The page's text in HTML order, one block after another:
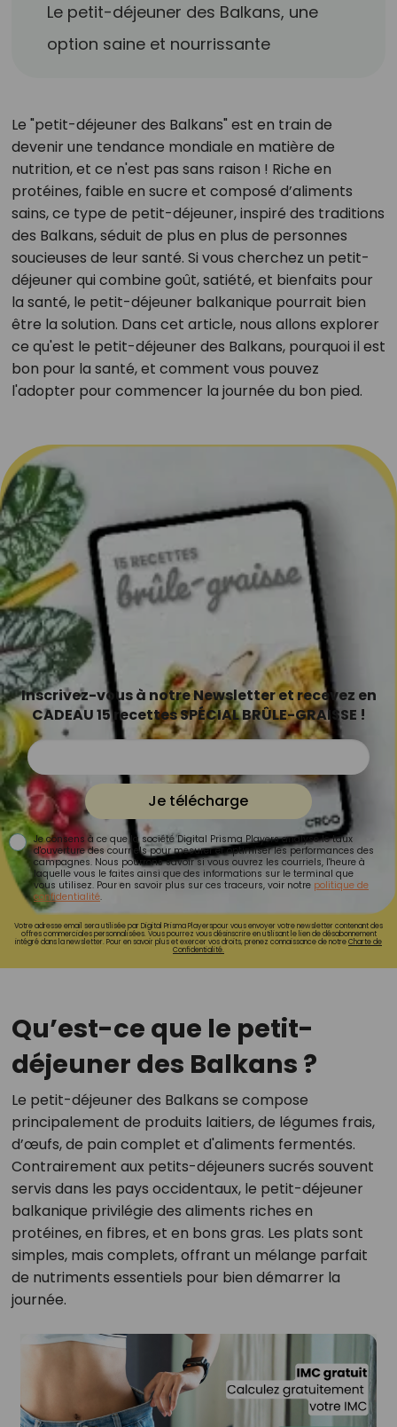
Le petit-déjeuner des Balkans, une
option saine et nourrissante
Le "petit-déjeuner des Balkans" est en train de
devenir une tendance mondiale en matière de
nutrition, et ce n'est pas sans raison ! Riche en
protéines, faible en sucre et composé d’aliments
sains, ce type de petit-déjeuner, inspiré des traditions
des Balkans, séduit de plus en plus de personnes
soucieuses de leur santé. Si vous cherchez un petit-
déjeuner qui combine goût, satiété, et bienfaits pour
la santé, le petit-déjeuner balkanique pourrait bien
être la solution. Dans cet article, nous allons explorer
ce qu'est le petit-déjeuner des Balkans, pourquoi il est
bon pour la santé, et comment vous pouvez
l'adopter pour commencer la journée du bon pied.
Inscrivez-vous à notre Newsletter et recevez en
CADEAU 15 recettes SPÉCIAL BRÛLE-GRAISSE !
Je télécharge
Je consens à ce que la société Digital Prisma Players analyse le taux
d'ouverture des courriels pour mesurer et optimiser les performances des
campagnes. Nous pourrons savoir si vous ouvrez les courriels, l'heure à
laquelle vous le faites ainsi que des informations sur le terminal que
vous utilisez. Pour en savoir plus sur ces traceurs, voir notre politique de
confidentialité.
Votre adresse email sera utilisée par Digital Prisma Playerspour vous envoyer votre newsletter contenant des
offres commerciales personnalisées. Vous pourrez vous désinscrire en utilisant le lien de désabonnement
intégré dans la newsletter. Pour en savoir plus et exercer vos droits, prenez connaissance de notreCharte de
Confidentialité.
Qu’est-ce que le petit-
déjeuner des Balkans ?
Le petit-déjeuner des Balkans se compose
principalement de produits laitiers, de légumes frais,
d’œufs, de pain complet et d'aliments fermentés.
Contrairement aux petits-déjeuners sucrés souvent
servis dans les pays occidentaux, le petit-déjeuner
balkanique privilégie des aliments riches en
protéines, en fibres, et en bons gras. Les plats sont
simples, mais complets, offrant un mélange parfait
de nutriments essentiels pour bien démarrer la
journée.